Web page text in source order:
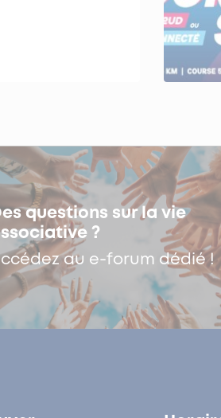
questions sur la vie
?
au e-forum dédié !